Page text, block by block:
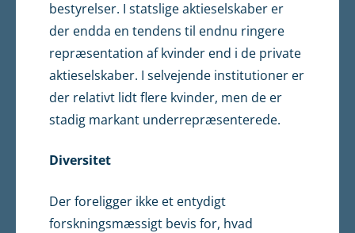
bestyrelser. I statslige aktieselskaber er
der endda en tendens til endnu ringere
repræsentation af kvinder end i de private
aktieselskaber. I selvejende institutioner er
der relativt lidt flere kvinder, men de er
stadig markant underrepræsenterede.
Diversitet
Der foreligger ikke et entydigt
forskningsmæssigt bevis for, hvad